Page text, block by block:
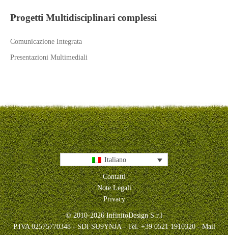
Progetti Multidisciplinari complessi
Comunicazione Integrata
Presentazioni Multimediali
Italiano
Contatti
Note Legali
Privacy
© 2010-2026 InfinitoDesign S.r.l
P.IVA 02575770348 - SDI SU9YNJA - Tel. +39 0521 1910320 - Mail